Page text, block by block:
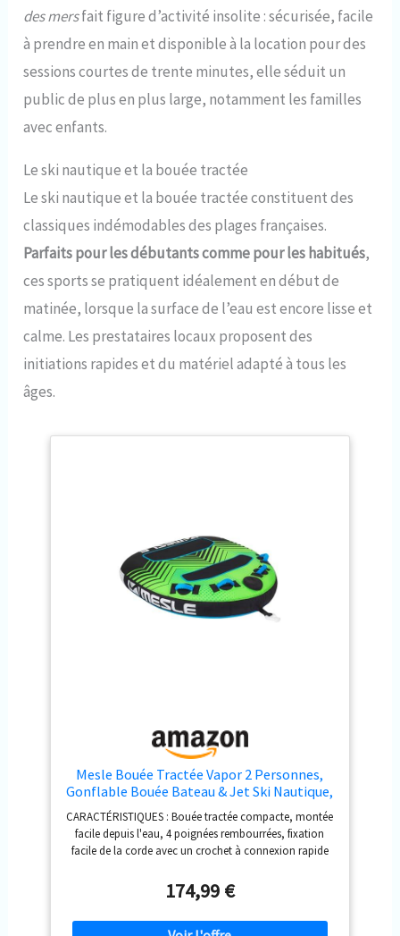
des mersfait figure d’activité insolite : sécurisée, facile
à prendre en main et disponible à la location pour des
sessions courtes de trente minutes, elle séduit un
public de plus en plus large, notamment les familles
avec enfants.
Le ski nautique et la bouée tractée
Le ski nautique et la bouée tractée constituent des
classiques indémodables des plages françaises.
Parfaits pour les débutants comme pour les habitués,
ces sports se pratiquent idéalement en début de
matinée, lorsque la surface de l’eau est encore lisse et
calme. Les prestataires locaux proposent des
initiations rapides et du matériel adapté à tous les
âges.
Mesle Bouée Tractée Vapor 2 Personnes,
Gonflable Bouée Bateau & Jet Ski Nautique,
Bouée Tractable Nautique pour Enfants &
Adultes
CARACTÉRISTIQUES : Bouée tractée compacte, montée
facile depuis l'eau, 4 poignées rembourrées, fixation
facile de la corde avec un crochet à connexion rapide
adultes, glisse & dérape facilement, offre des sensations
fortes, stable contre les basculements, anneau de
traction pour bateau et jet-ski MATÉRIAUX : Bouée avec
174,99 €